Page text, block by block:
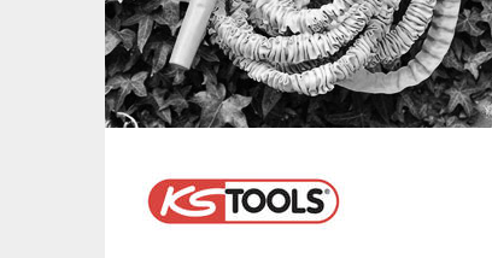
AUTRES RUBRIQUES
DOSSIERS THÉMATIQUE
ÉVÈNEMENTS / REPORTAGES
LOISIRS CRÉATIFS / DIY
CONCOURS